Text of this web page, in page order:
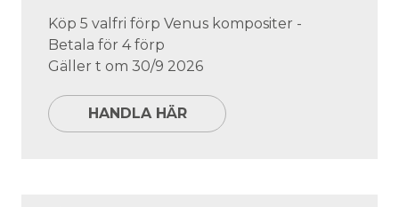
Köp 5 valfri förp Venus kompositer -
Betala för 4 förp
Gäller t om 30/9 2026
HANDLA HÄR